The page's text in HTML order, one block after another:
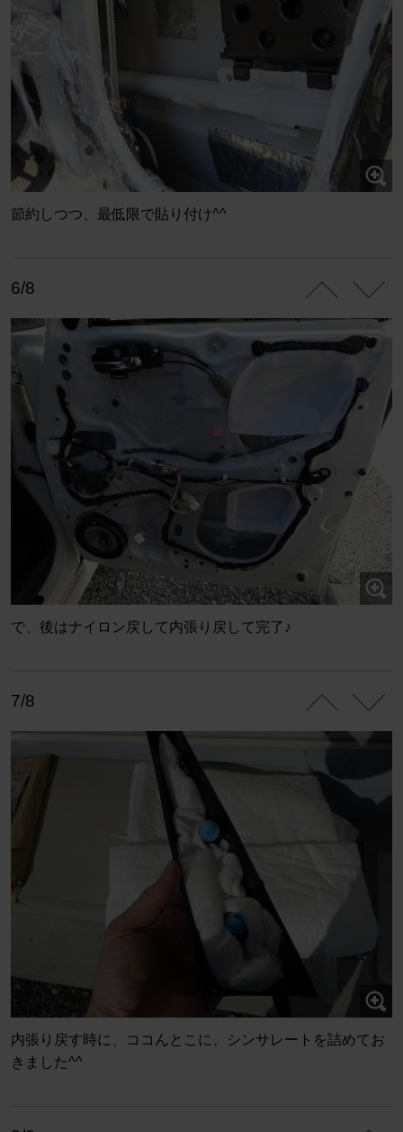
節約しつつ、最低限で貼り付け^^
6/8
で、後はナイロン戻して内張り戻して完了♪
7/8
内張り戻す時に、ココんとこに、シンサレートを詰めてお
きました^^